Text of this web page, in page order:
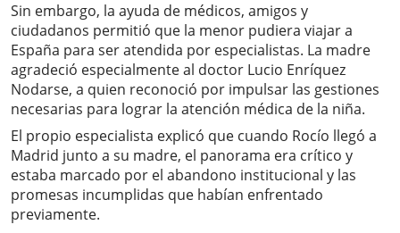
Sin embargo, la ayuda de médicos, amigos y
ciudadanos permitió que la menor pudiera viajar a
España para ser atendida por especialistas. La madre
agradeció especialmente al doctor Lucio Enríquez
Nodarse, a quien reconoció por impulsar las gestiones
necesarias para lograr la atención médica de la niña.
El propio especialista explicó que cuando Rocío llegó a
Madrid junto a su madre, el panorama era crítico y
estaba marcado por el abandono institucional y las
promesas incumplidas que habían enfrentado
previamente.